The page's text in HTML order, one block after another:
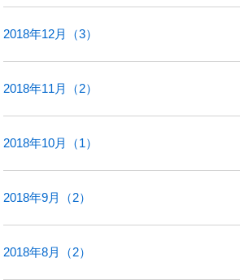
2018年12月（3）
2018年11月（2）
2018年10月（1）
2018年9月（2）
2018年8月（2）